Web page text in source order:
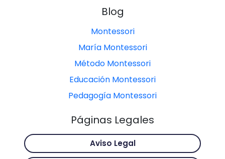
Blog
Montessori
María Montessori
Método Montessori
Educación Montessori
Pedagogía Montessori
Páginas Legales
Aviso Legal